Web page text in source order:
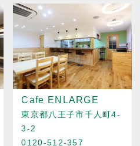
Cafe ENLARGE
東京都八王子市千人町4-
3-2
0120-512-357